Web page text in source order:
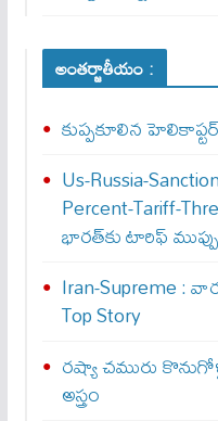
అంతర్జాతీయం :
కుప్పకూలిన
Us-Russia-
Percent-Tariff-
భారత్‌కు టారిఫ్
Iran-Supreme :
Top Story
రష్యా చమురు
అస్త్రం